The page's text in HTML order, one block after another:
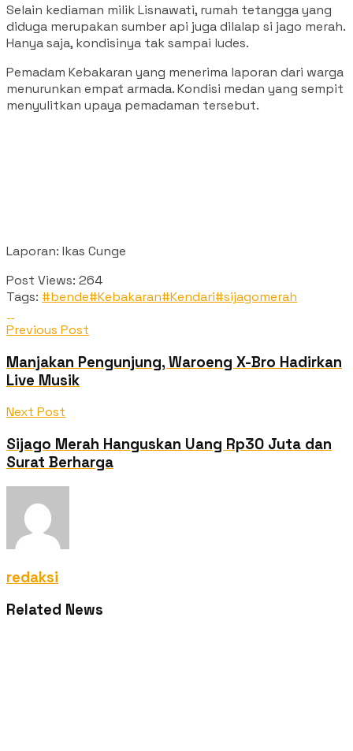
Selain kediaman milik Lisnawati, rumah tetangga yang
diduga merupakan sumber api juga dilalap si jago merah.
Hanya saja, kondisinya tak sampai ludes.
Pemadam Kebakaran yang menerima laporan dari warga
menurunkan empat armada. Kondisi medan yang sempit
menyulitkan upaya pemadaman tersebut.
Laporan: Ikas Cunge
Post Views: 264
Tags: #bende#Kebakaran#Kendari#sijagomerah
Previous Post
Manjakan Pengunjung, Waroeng X-Bro Hadirkan
Live Musik
Next Post
Sijago Merah Hanguskan Uang Rp30 Juta dan
Surat Berharga
redaksi
Related News